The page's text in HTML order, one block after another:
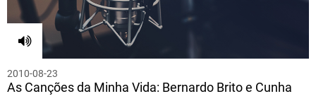
2010-08-23
As Canções da Minha Vida: Bernardo Brito e Cunha